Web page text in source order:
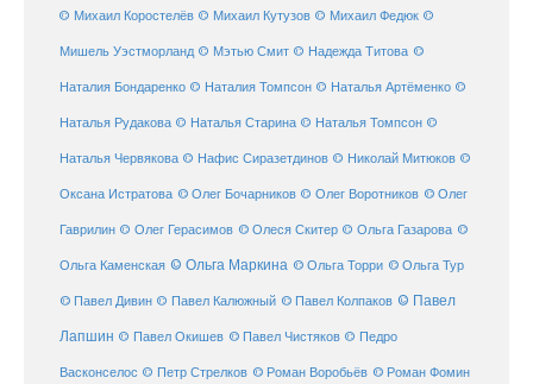
© Михаил Коростелёв © Михаил Кутузов © Михаил Федюк ©
Мишель Уэстморланд © Мэтью Смит © Надежда Титова ©
Наталия Бондаренко © Наталия Томпсон © Наталья Артёменко ©
Наталья Рудакова © Наталья Старина © Наталья Томпсон ©
Наталья Червякова © Нафис Сиразетдинов © Николай Митюков ©
Оксана Истратова © Олег Бочарников © Олег Воротников © Олег
Гаврилин © Олег Герасимов © Олеся Скитер © Ольга Газарова ©
Ольга Каменская © Ольга Маркина © Ольга Торри © Ольга Тур
© Павел Дивин © Павел Калюжный © Павел Колпаков © Павел
Лапшин © Павел Окишев © Павел Чистяков © Педро
Васконселос © Петр Стрелков © Роман Воробьёв © Роман Фомин